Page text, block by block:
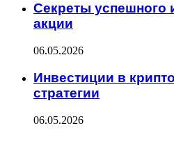
Секреты успешного
акции
06.05.2026
Инвестиции в
стратегии
06.05.2026